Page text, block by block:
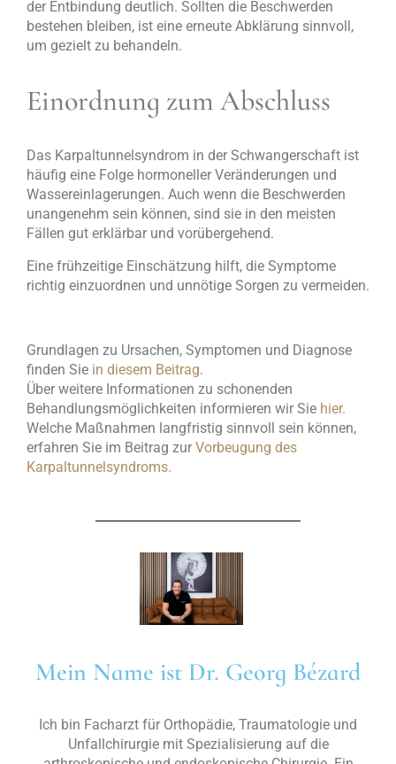
der Entbindung deutlich. Sollten die Beschwerden
bestehen bleiben, ist eine erneute Abklärung sinnvoll,
um gezielt zu behandeln.
Einordnung zum Abschluss
Das Karpaltunnelsyndrom in der Schwangerschaft ist
häufig eine Folge hormoneller Veränderungen und
Wassereinlagerungen. Auch wenn die Beschwerden
unangenehm sein können, sind sie in den meisten
Fällen gut erklärbar und vorübergehend.
Eine frühzeitige Einschätzung hilft, die Symptome
richtig einzuordnen und unnötige Sorgen zu vermeiden.
Grundlagen zu Ursachen, Symptomen und Diagnose
finden Sie in diesem Beitrag.
Über weitere Informationen zu schonenden
Behandlungsmöglichkeiten informieren wir Sie hier.
Welche Maßnahmen langfristig sinnvoll sein können,
erfahren Sie im Beitrag zur Vorbeugung des
Karpaltunnelsyndroms.
Mein Name ist Dr. Georg Bézard
Ich bin Facharzt für Orthopädie, Traumatologie und
Unfallchirurgie mit Spezialisierung auf die